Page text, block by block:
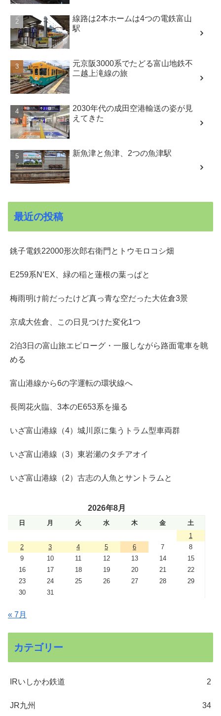
線路は2本ホームは4つの電鉄富山
駅
元京阪3000系でたどる富山地鉄不
二越上滝線の旅
2030年代の成田空港輸送の姿が見
えてきた
新魚津と魚津、2つの魚津駅
最近の投稿
銚子電鉄22000形次郎右衛門とトウモロコシ畑
E259系N’EX、緑の稲と蓮根の葉っぱと
梅雨明け前だったけど真っ青な空だった大佐倉3景
京成大佐倉、この日見つけた変化1つ
2泊3日の富山旅エピローグ・一服しながら路面電車を眺
める
富山港線から6の字運転の環状線へ
長岡花火臨、3本のE653系を撮る
いざ富山港線（4）城川原に集うトラム型車両群
いざ富山港線（3）東岩瀬のタチアオイ
いざ富山港線（2）古志の人魚とサントラムと
2026年8月
日 月 火 水 木 金
土
1
2
3 4 5 6 7
8
9
10 11 12 13 14
15
16
17 18 19 20 21
22
23
24 25 26 27 28
29
30
31
« 7月
カテゴリー
IRいしかわ鉄道 2
JR九州 34